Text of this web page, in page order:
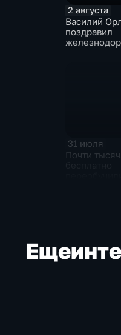
2 августа
Василий
поздравил
31 июля
Почти
Еще